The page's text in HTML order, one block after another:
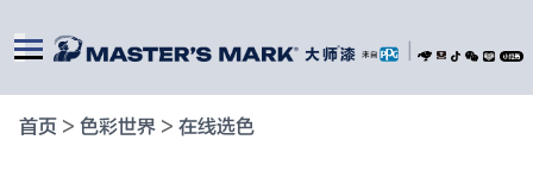
首页 > 色彩世界 > 在线选色